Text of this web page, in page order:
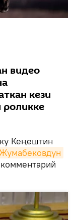
видео
кези
роликке
Кеңештин